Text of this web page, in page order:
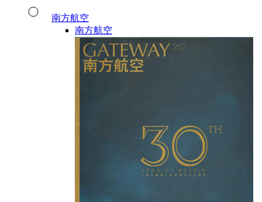
南方航空
南方航空